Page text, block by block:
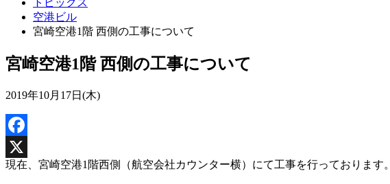
トピックス
空港ビル
宮崎空港1階 西側の工事について
宮崎空港1階 西側の工事について
2019年10月17日(木)
Facebook
X
現在、宮崎空港1階西側（航空会社カウンター横）にて工事を行っております。